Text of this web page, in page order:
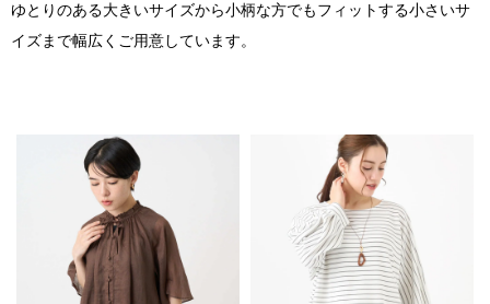
ゆとりのある大きいサイズから小柄な方でもフィットする小さいサ
イズまで幅広くご用意しています。